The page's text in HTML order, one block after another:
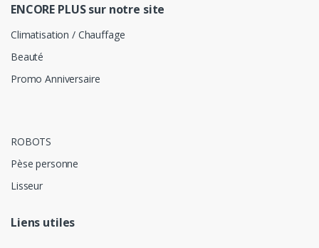
ENCORE PLUS sur notre site
Climatisation / Chauffage
Beauté
Promo Anniversaire
ROBOTS
Pèse personne
Lisseur
Liens utiles